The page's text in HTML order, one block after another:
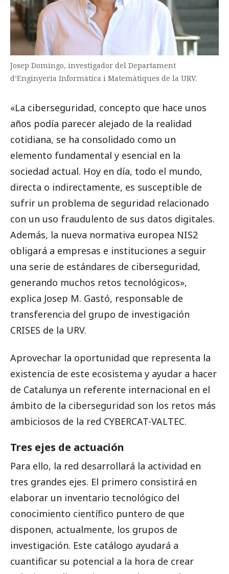
Josep Domingo, investigador del Departament
d’Enginyeria Informàtica i Matemàtiques de la URV.
«La ciberseguridad, concepto que hace unos
años podía parecer alejado de la realidad
cotidiana, se ha consolidado como un
elemento fundamental y esencial en la
sociedad actual. Hoy en día, todo el mundo,
directa o indirectamente, es susceptible de
sufrir un problema de seguridad relacionado
con un uso fraudulento de sus datos digitales.
Además, la nueva normativa europea NIS2
obligará a empresas e instituciones a seguir
una serie de estándares de ciberseguridad,
generando muchos retos tecnológicos»,
explica Josep M. Gastó, responsable de
transferencia del grupo de investigación
CRISES de la URV.
Aprovechar la oportunidad que representa la
existencia de este ecosistema y ayudar a hacer
de Catalunya un referente internacional en el
ámbito de la ciberseguridad son los retos más
ambiciosos de la red CYBERCAT-VALTEC.
Tres ejes de actuación
Para ello, la red desarrollará la actividad en
tres grandes ejes. El primero consistirá en
elaborar un inventario tecnológico del
conocimiento científico puntero de que
disponen, actualmente, los grupos de
investigación. Este catálogo ayudará a
cuantificar su potencial a la hora de crear